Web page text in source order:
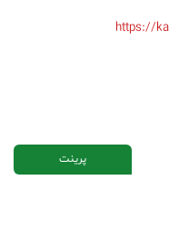
https://
پرینت